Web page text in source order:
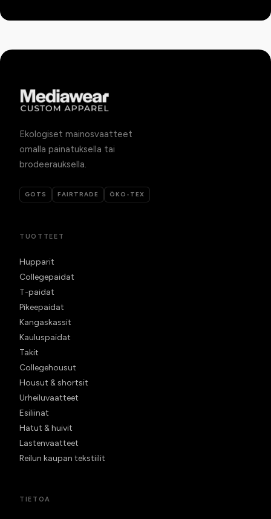
Ekologiset mainosvaatteet
omalla painatuksella tai
brodeerauksella.
GOTS FAIRTRADE ÖKO-TEX
TUOTTEET
Hupparit
Collegepaidat
T-paidat
Pikeepaidat
Kangaskassit
Kauluspaidat
Takit
Collegehousut
Housut & shortsit
Urheiluvaatteet
Esiliinat
Hatut & huivit
Lastenvaatteet
Reilun kaupan tekstiilit
TIETOA